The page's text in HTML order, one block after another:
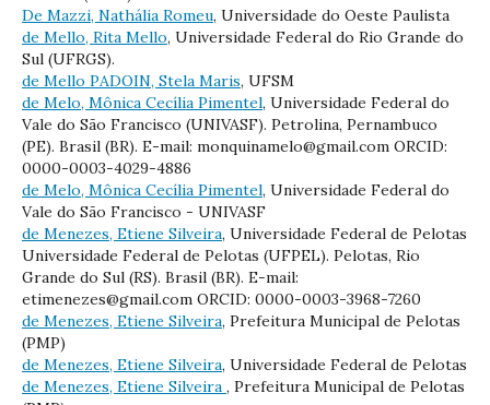
De Mazzi, Nathália Romeu, Universidade do Oeste Paulista
de Mello, Rita Mello, Universidade Federal do Rio Grande do
Sul (UFRGS).
de Mello PADOIN, Stela Maris, UFSM
de Melo, Mônica Cecília Pimentel, Universidade Federal do
Vale do São Francisco (UNIVASF). Petrolina, Pernambuco
(PE). Brasil (BR). E-mail: monquinamelo@gmail.com ORCID:
0000-0003-4029-4886
de Melo, Mônica Cecília Pimentel, Universidade Federal do
Vale do São Francisco - UNIVASF
de Menezes, Etiene Silveira, Universidade Federal de Pelotas
Universidade Federal de Pelotas (UFPEL). Pelotas, Rio
Grande do Sul (RS). Brasil (BR). E-mail:
etimenezes@gmail.com ORCID: 0000-0003-3968-7260
de Menezes, Etiene Silveira, Prefeitura Municipal de Pelotas
(PMP)
de Menezes, Etiene Silveira, Universidade Federal de Pelotas
de Menezes, Etiene Silveira , Prefeitura Municipal de Pelotas